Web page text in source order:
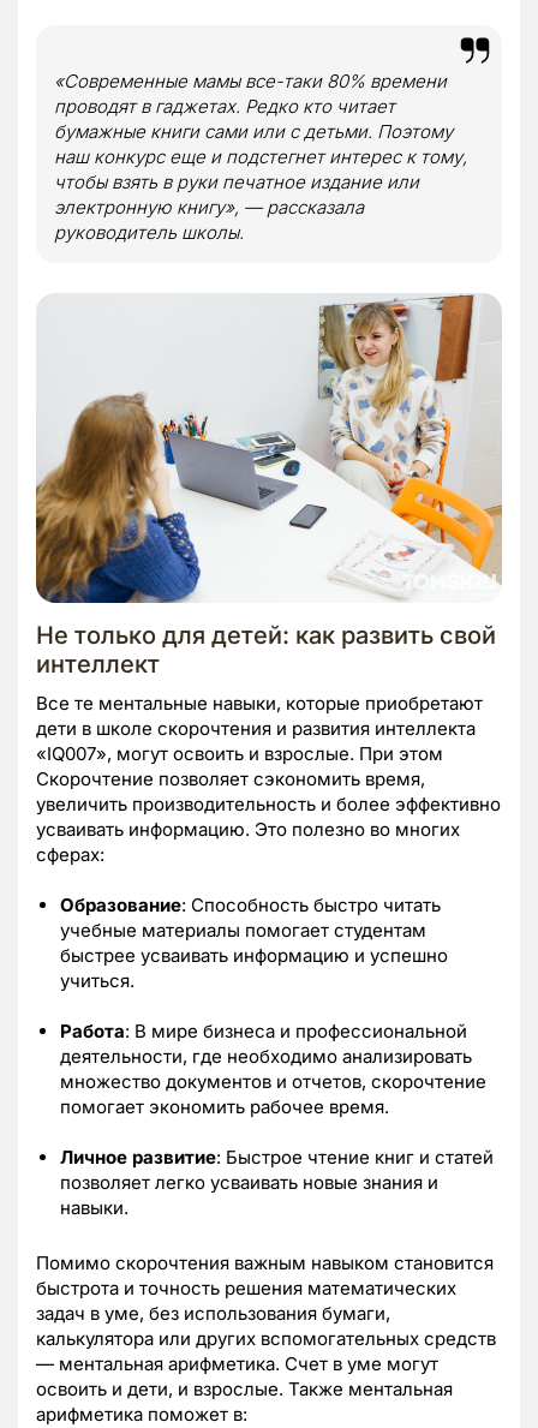
«Современные мамы все-таки 80% времени
проводят в гаджетах. Редко кто читает
бумажные книги сами или с детьми. Поэтому
наш конкурс еще и подстегнет интерес к тому,
чтобы взять в руки печатное издание или
электронную книгу», — рассказала
руководитель школы.
Не только для детей: как развить свой
интеллект
Все те ментальные навыки, которые приобретают
дети в школе скорочтения и развития интеллекта
«IQ007», могут освоить и взрослые. При этом
Скорочтение позволяет сэкономить время,
увеличить производительность и более эффективно
усваивать информацию. Это полезно во многих
сферах:
Образование: Способность быстро читать
учебные материалы помогает студентам
быстрее усваивать информацию и успешно
учиться.
Работа: В мире бизнеса и профессиональной
деятельности, где необходимо анализировать
множество документов и отчетов, скорочтение
помогает экономить рабочее время.
Личное развитие: Быстрое чтение книг и статей
позволяет легко усваивать новые знания и
навыки.
Помимо скорочтения важным навыком становится
быстрота и точность решения математических
задач в уме, без использования бумаги,
калькулятора или других вспомогательных средств
— ментальная арифметика. Счет в уме могут
освоить и дети, и взрослые. Также ментальная
арифметика поможет в: